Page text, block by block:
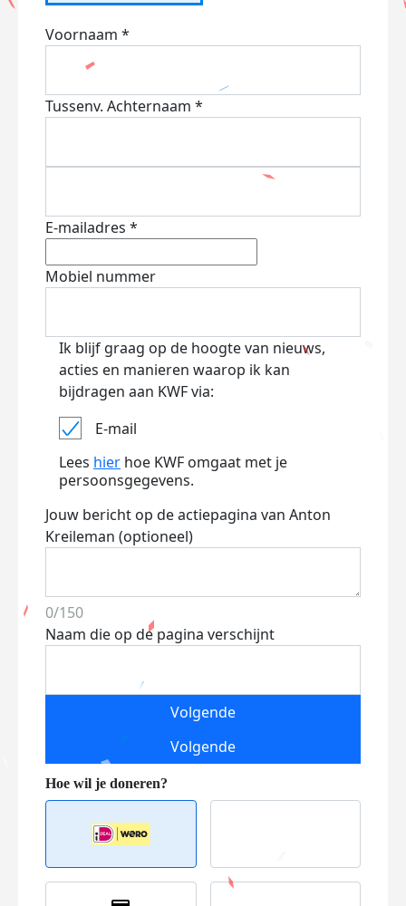
Voornaam *
Tussenv. Achternaam *
E-mailadres *
Mobiel nummer
Ik blijf graag op de hoogte van nieuws,
acties en manieren waarop ik kan
bijdragen aan KWF via:
E-mail
Lees hier hoe KWF omgaat met je
persoonsgegevens.
Jouw bericht op de actiepagina van Anton
Kreileman (optioneel)
0/150
Naam die op de pagina verschijnt
Volgende
Volgende